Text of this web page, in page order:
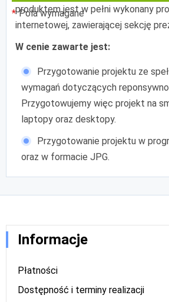
Pola wymagane
produktem jest w pełni wykonany
internetowej, zawierającej sekcję
W cenie zawarte jest:
Przygotowanie projektu ze
wymagań dotyczących
Przygotowujemy więc projekt na
laptopy oraz desktopy.
Przygotowanie projektu w
oraz w formacie JPG.
Informacje
Płatności
Dostępność i terminy realizacji